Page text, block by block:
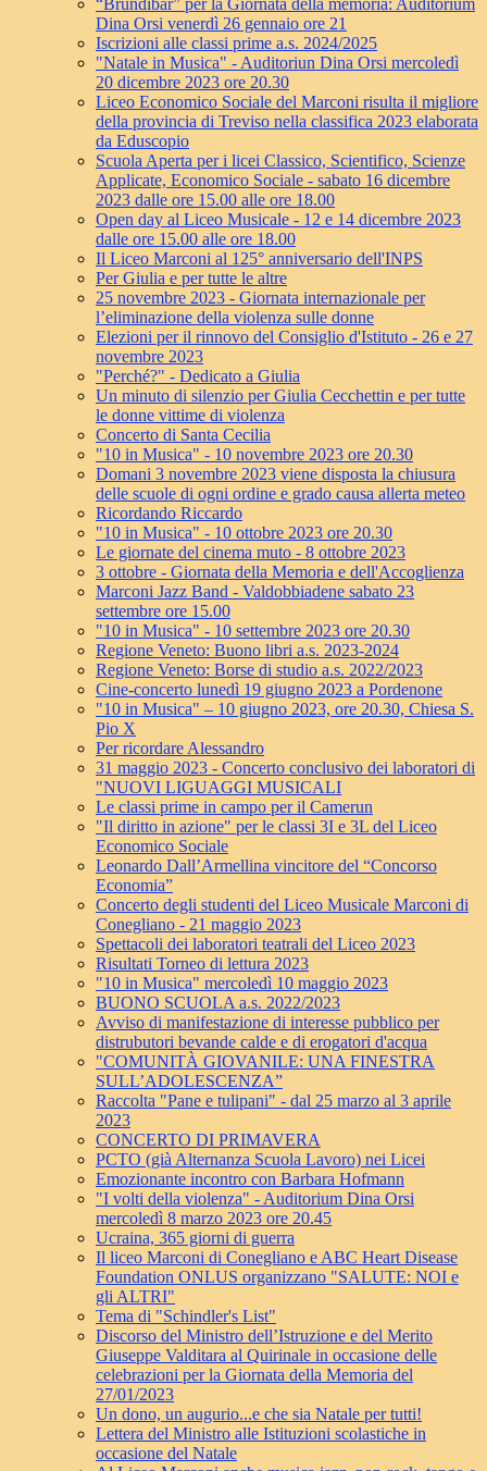
“Brundibár” per la Giornata della memoria: Auditorium
Dina Orsi venerdì 26 gennaio ore 21
Iscrizioni alle classi prime a.s. 2024/2025
"Natale in Musica" - Auditoriun Dina Orsi mercoledì
20 dicembre 2023 ore 20.30
Liceo Economico Sociale del Marconi risulta il migliore
della provincia di Treviso nella classifica 2023 elaborata
da Eduscopio
Scuola Aperta per i licei Classico, Scientifico, Scienze
Applicate, Economico Sociale - sabato 16 dicembre
2023 dalle ore 15.00 alle ore 18.00
Open day al Liceo Musicale - 12 e 14 dicembre 2023
dalle ore 15.00 alle ore 18.00
Il Liceo Marconi al 125° anniversario dell'INPS
Per Giulia e per tutte le altre
25 novembre 2023 - Giornata internazionale per
l’eliminazione della violenza sulle donne
Elezioni per il rinnovo del Consiglio d'Istituto - 26 e 27
novembre 2023
"Perché?" - Dedicato a Giulia
Un minuto di silenzio per Giulia Cecchettin e per tutte
le donne vittime di violenza
Concerto di Santa Cecilia
"10 in Musica" - 10 novembre 2023 ore 20.30
Domani 3 novembre 2023 viene disposta la chiusura
delle scuole di ogni ordine e grado causa allerta meteo
Ricordando Riccardo
"10 in Musica" - 10 ottobre 2023 ore 20.30
Le giornate del cinema muto - 8 ottobre 2023
3 ottobre - Giornata della Memoria e dell'Accoglienza
Marconi Jazz Band - Valdobbiadene sabato 23
settembre ore 15.00
"10 in Musica" - 10 settembre 2023 ore 20.30
Regione Veneto: Buono libri a.s. 2023-2024
Regione Veneto: Borse di studio a.s. 2022/2023
Cine-concerto lunedì 19 giugno 2023 a Pordenone
"10 in Musica" – 10 giugno 2023, ore 20.30, Chiesa S.
Pio X
Per ricordare Alessandro
31 maggio 2023 - Concerto conclusivo dei laboratori di
"NUOVI LIGUAGGI MUSICALI
Le classi prime in campo per il Camerun
"Il diritto in azione" per le classi 3I e 3L del Liceo
Economico Sociale
Leonardo Dall’Armellina vincitore del “Concorso
Economia”
Concerto degli studenti del Liceo Musicale Marconi di
Conegliano - 21 maggio 2023
Spettacoli dei laboratori teatrali del Liceo 2023
Risultati Torneo di lettura 2023
"10 in Musica" mercoledì 10 maggio 2023
BUONO SCUOLA a.s. 2022/2023
Avviso di manifestazione di interesse pubblico per
distrubutori bevande calde e di erogatori d'acqua
"COMUNITÀ GIOVANILE: UNA FINESTRA
SULL’ADOLESCENZA”
Raccolta "Pane e tulipani" - dal 25 marzo al 3 aprile
2023
CONCERTO DI PRIMAVERA
PCTO (già Alternanza Scuola Lavoro) nei Licei
Emozionante incontro con Barbara Hofmann
"I volti della violenza" - Auditorium Dina Orsi
mercoledì 8 marzo 2023 ore 20.45
Ucraina, 365 giorni di guerra
Il liceo Marconi di Conegliano e ABC Heart Disease
Foundation ONLUS organizzano "SALUTE: NOI e
gli ALTRI"
Tema di "Schindler's List"
Discorso del Ministro dell’Istruzione e del Merito
Giuseppe Valditara al Quirinale in occasione delle
celebrazioni per la Giornata della Memoria del
27/01/2023
Un dono, un augurio...e che sia Natale per tutti!
Lettera del Ministro alle Istituzioni scolastiche in
occasione del Natale